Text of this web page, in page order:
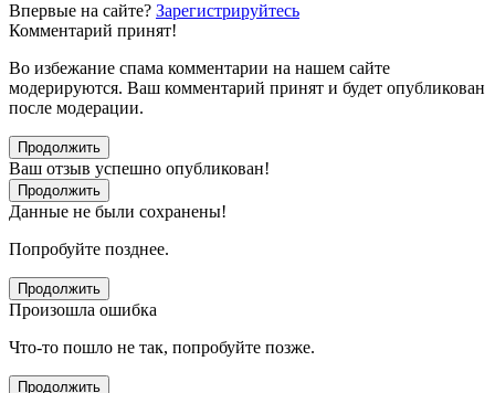
Впервые на сайте? Зарегистрируйтесь
Комментарий принят!
Во избежание спама комментарии на нашем сайте
модерируются. Ваш комментарий принят и будет опубликован
после модерации.
Продолжить
Ваш отзыв успешно опубликован!
Продолжить
Данные не были сохранены!
Попробуйте позднее.
Продолжить
Произошла ошибка
Что-то пошло не так, попробуйте позже.
Продолжить